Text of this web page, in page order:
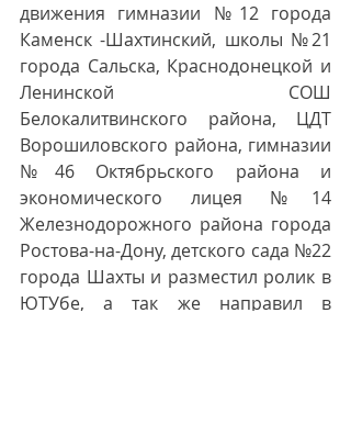
движения гимназии №12 города
Каменск -Шахтинский, школы №21
города Сальска, Краснодонецкой и
Ленинской СОШ
Белокалитвинского района, ЦДТ
Ворошиловского района, гимназии
№46 Октябрьского района и
экономического лицея №14
Железнодорожного района города
Ростова-на-Дону, детского сада №22
города Шахты и разместил ролик в
ЮТУбе, а так же направил в